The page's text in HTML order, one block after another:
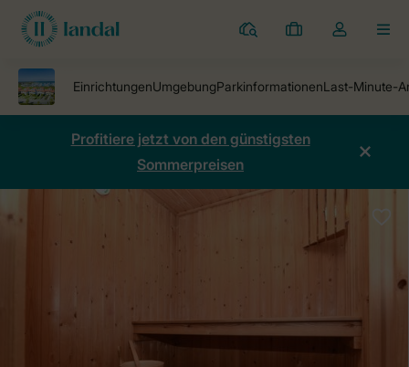
Ferienparks
Meine
Dropdown-
öffnen
Profitiere jetzt von den günstigsten
Sommerpreisen